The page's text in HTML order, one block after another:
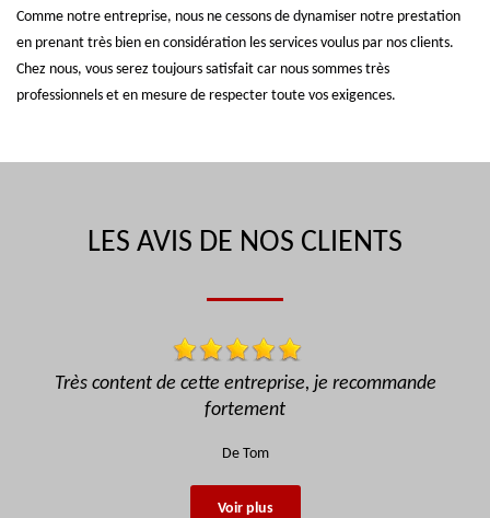
Comme notre entreprise, nous ne cessons de dynamiser notre prestation
en prenant très bien en considération les services voulus par nos clients.
Chez nous, vous serez toujours satisfait car nous sommes très
professionnels et en mesure de respecter toute vos exigences.
LES AVIS DE NOS CLIENTS
Super loueur, sérieux, rapide, bonne prestations,
recommande fortement !!
Voir plus